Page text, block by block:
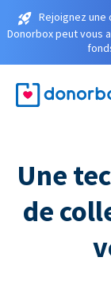
Rejoignez une
Donorbox peut vous
Une
de